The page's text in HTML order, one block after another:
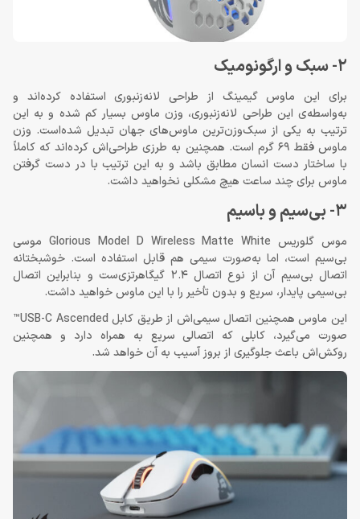
2- سبک و ارگونومیک
برای این ماوس گیمینگ از طراحی لانه‌زنبوری استفاده کرده‌اند و
به‌واسطه‌ی این طراحی لانه‌زنبوری، وزن ماوس بسیار کم شده و به این
ترتیب به یکی از سبک‌وزن‌ترین ماوس‌های جهان تبدیل شده‌است. وزن
ماوس فقط 69 گرم است. همچنین به طرزی طراحی‌اش کرده‌اند که کاملاً
با ساختار دست انسان مطابق باشد و به این ترتیب با در دست گرفتن
ماوس برای چند ساعت هیچ مشکلی نخواهید داشت.
3- بی‌سیم و باسیم
موس گلوریس Glorious Model D Wireless Matte White موسی
بی‌سیم است، اما به‌صورت سیمی هم قابل استفاده است. خوشبختانه
اتصال بی‌سیم آن از نوع اتصال 2.4 گیگاهرتزی‌ست و بنابراین اتصال
بی‌سیمی پایدار، سریع و بدون تأخیر را با این ماوس خواهید داشت.
این ماوس همچنین اتصال سیمی‌اش از طریق کابل USB-C Ascended™
صورت می‌گیرد، کابلی که اتصالی سریع به همراه دارد و همچنین
روکش‌اش باعث جلوگیری از بروز آسیب به آن خواهد شد.